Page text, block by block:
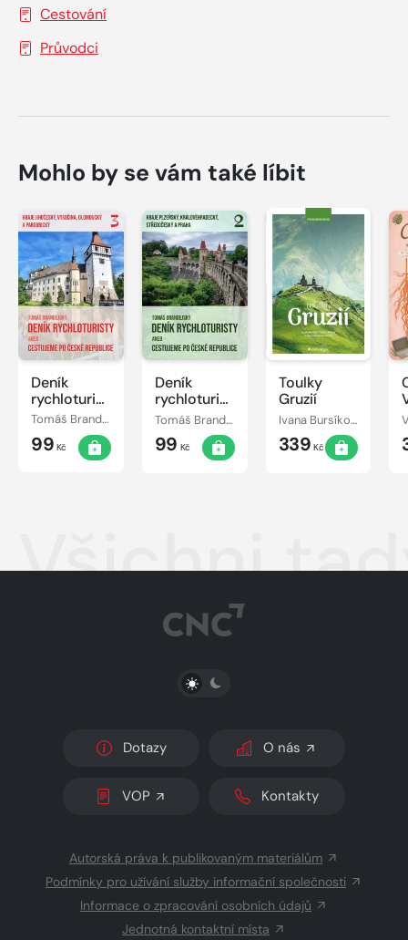
Cestování
Průvodci
Mohlo by se vám také líbit
Deník
rychloturisty,
3. díl: Kraje
Jihočeský,
Vysočina,
Olomoucký
Tomáš Brandejský
99 Kč
Deník
rychloturisty,
2. díl: Kraje
Plzeňský,
Královéhradecký,
Středočeský
Tomáš Brandejský
99 Kč
Toulky
Gruzií
Ivana Bursíková
339 Kč
Všichni
PŘEPNOUT SVĚTLÝ/TMAVÝ REŽIM
Dotazy O nás
VOP Kontakty
Autorská práva k publikovaným materiálům
Podmínky pro užívání služby informační společnosti
Informace o zpracování osobních údajů
Jednotná kontaktní místa